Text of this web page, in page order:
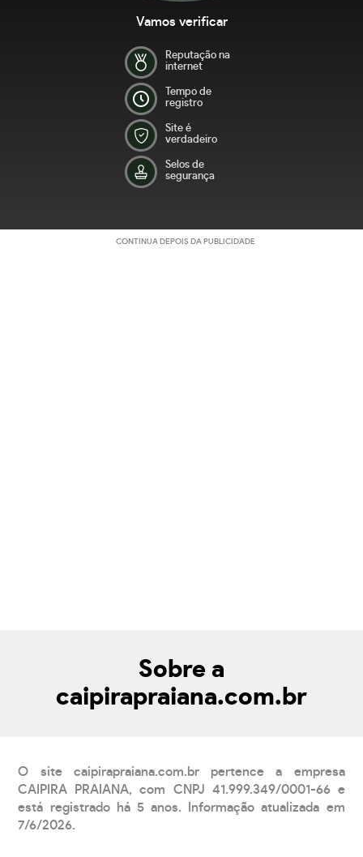
Vamos verificar
Reputação na
internet
Tempo de
registro
Site é
verdadeiro
Selos de
segurança
CONTINUA DEPOIS DA PUBLICIDADE
Sobre a
caipirapraiana.com.br
O site caipirapraiana.com.br pertence a empresa
CAIPIRA PRAIANA, com CNPJ 41.999.349/0001-66 e
está registrado há 5 anos. Informação atualizada em
7/6/2026.